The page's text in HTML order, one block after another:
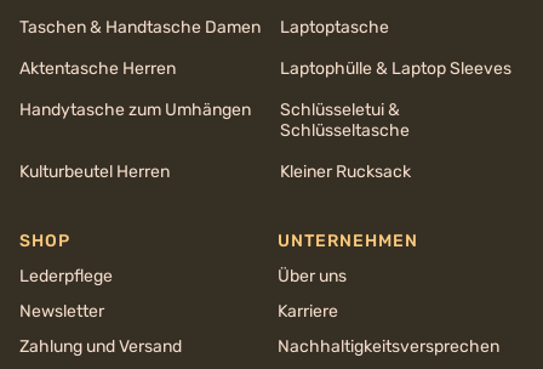
Taschen & Handtasche Damen
Laptoptasche
Aktentasche Herren
Laptophülle & Laptop Sleeves
Handytasche zum Umhängen
Schlüsseletui &
Schlüsseltasche
Kulturbeutel Herren
Kleiner Rucksack
SHOP
Lederpflege
Newsletter
Zahlung und Versand
UNTERNEHMEN
Über uns
Karriere
Nachhaltigkeits­versprechen